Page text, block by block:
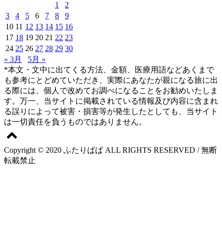
1
2
3
4 5 6 7 8
9
10 11 12 13 14 15 16
17 18 19 20 21 22 23
24 25 26 27 28 29 30
« 3月
5月 »
*本文・文中に出てくる方法、金額、医療用語などあくまで
も参考にとどめていただき、実際にあなたが親になる旅に出
る際には、個人で改めてお調べになることをお勧めいたしま
す。万一、当サイトに掲載されている情報及び内容に含まれ
る誤りによって被害・損害等が発生したとしても、当サイト
は一切責任を負うものではありません。
Copyright © 2020 ふたりぱぱ ALL RIGHTS RESERVED / 無断
転載禁止